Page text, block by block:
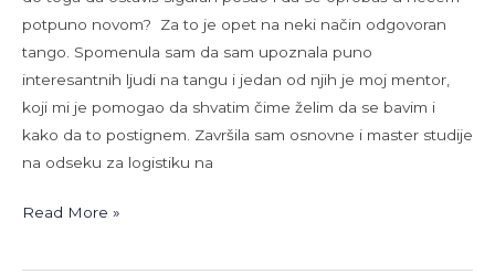
potpuno novom? Za to je opet na neki način odgovoran
tango. Spomenula sam da sam upoznala puno
interesantnih ljudi na tangu i jedan od njih je moj mentor,
koji mi je pomogao da shvatim čime želim da se bavim i
kako da to postignem. Završila sam osnovne i master studije
na odseku za logistiku na
Read More »